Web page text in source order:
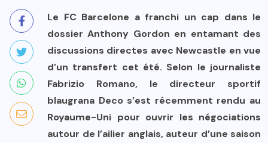
Le FC Barcelone a franchi un cap dans le
dossier Anthony Gordon en entamant des
discussions directes avec Newcastle en vue
d’un transfert cet été. Selon le journaliste
Fabrizio Romano, le directeur sportif
blaugrana Deco s’est récemment rendu au
Royaume-Uni pour ouvrir les négociations
autour de l’ailier anglais, auteur d’une saison